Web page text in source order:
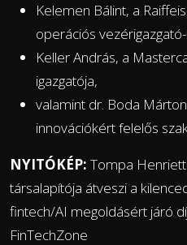
Kelemen Bálint, a
operációs
Keller András, a
igazgatója,
valamint dr. Boda
innovációkért felelős
NYITÓKÉP: Tompa
társalapítója átveszi a
fintech/AI megoldásért járó
FinTechZone